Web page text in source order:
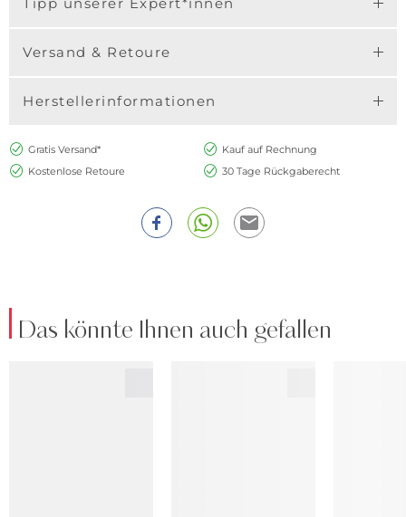
Versand & Retoure
Herstellerinformationen
Gratis Versand*
Kauf auf Rechnung
Kostenlose Retoure
30 Tage Rückgaberecht
Das könnte Ihnen auch gefallen